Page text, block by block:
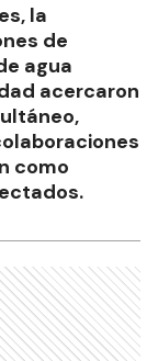
la
de
agua
acercaron
como